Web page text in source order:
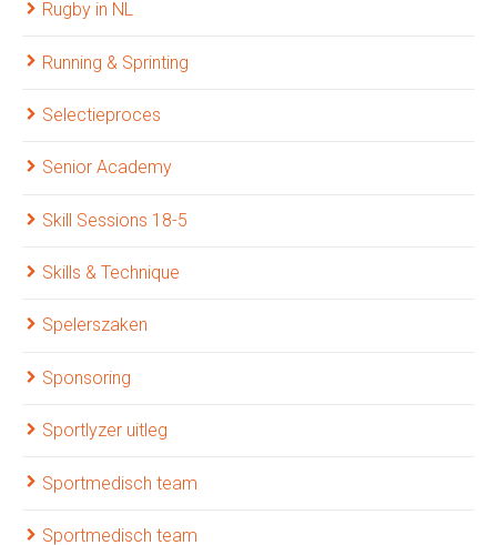
Rugby in NL
Running & Sprinting
Selectieproces
Senior Academy
Skill Sessions 18-5
Skills & Technique
Spelerszaken
Sponsoring
Sportlyzer uitleg
Sportmedisch team
Sportmedisch team